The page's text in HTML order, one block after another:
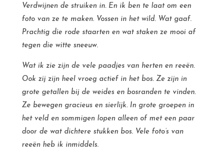
Verdwijnen de struiken in. En ik ben te laat om een
foto van ze te maken. Vossen in het wild. Wat gaaf.
Prachtig die rode staarten en wat staken ze mooi af
tegen die witte sneeuw.
Wat ik zie zijn de vele paadjes van herten en reeën.
Ook zij zijn heel vroeg actief in het bos. Ze zijn in
grote getallen bij de weides en bosranden te vinden.
Ze bewegen gracieus en sierlijk. In grote groepen in
het veld en sommigen lopen alleen of met een paar
door de wat dichtere stukken bos. Vele foto’s van
reeën heb ik inmiddels.